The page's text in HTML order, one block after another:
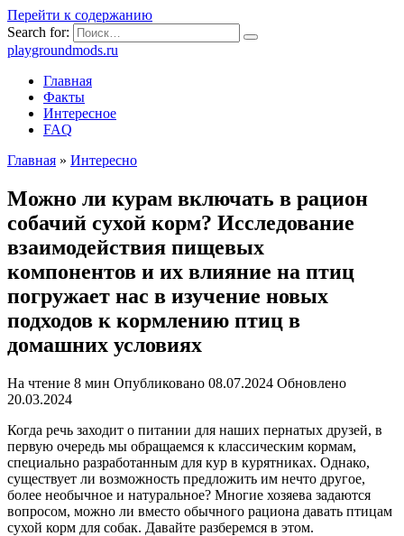
Перейти к содержанию
Search for:
playgroundmods.ru
Главная
Факты
Интересное
FAQ
Главная » Интересно
Можно ли курам включать в рацион
собачий сухой корм? Исследование
взаимодействия пищевых
компонентов и их влияние на птиц
погружает нас в изучение новых
подходов к кормлению птиц в
домашних условиях
На чтение 8 мин Опубликовано 08.07.2024 Обновлено
20.03.2024
Когда речь заходит о питании для наших пернатых друзей, в
первую очередь мы обращаемся к классическим кормам,
специально разработанным для кур в курятниках. Однако,
существует ли возможность предложить им нечто другое,
более необычное и натуральное? Многие хозяева задаются
вопросом, можно ли вместо обычного рациона давать птицам
сухой корм для собак. Давайте разберемся в этом.